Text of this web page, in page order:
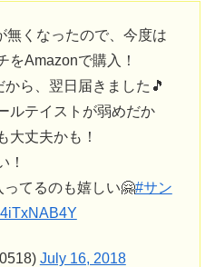
無くなったので、今度は
をAmazonで購入！
ら、翌日届きました🎵
ルテイストが弱めだか
大丈夫かも！
！
てるのも嬉しい🤗#サン
July 16, 2018